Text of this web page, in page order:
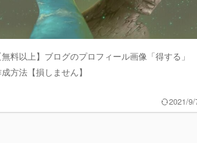
無料以上】ブログのプロフィール画像「得する」
方法【損しません】
2021/9/